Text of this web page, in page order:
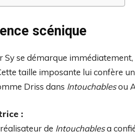
scénique
Sy se démarque
taille imposante lui confère
Driss dans Intouchablesou
:
de Intouchablesa